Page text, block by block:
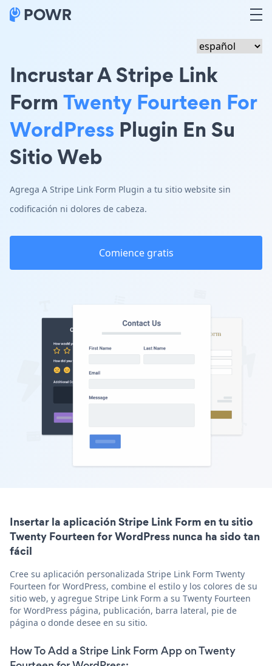
Incrustar A Stripe Link
Form Twenty Fourteen For
WordPress Plugin En Su
Sitio Web
Agrega A Stripe Link Form Plugin a tu sitio website sin
codificación ni dolores de cabeza.
Comience gratis
Insertar la aplicación Stripe Link Form en tu sitio
Twenty Fourteen for WordPress nunca ha sido tan
fácil
Cree su aplicación personalizada Stripe Link Form Twenty
Fourteen for WordPress, combine el estilo y los colores de su
sitio web, y agregue Stripe Link Form a su Twenty Fourteen
for WordPress página, publicación, barra lateral, pie de
página o donde desee en su sitio.
How To Add a Stripe Link Form App on Twenty